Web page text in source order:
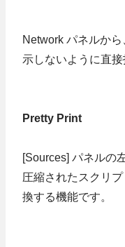
Network パネルか
示しないように直接
Pretty Print
[Sources] パネルの
圧縮されたスクリ
換する機能です。